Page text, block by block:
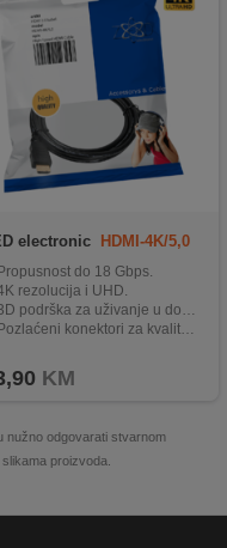
electronic HDMI-4K/5,0
Propusnost do 18 Gbps.
rezolucija i UHD.
podrška za uživanje u doživljaju.
Pozlaćeni konektori za kvalitetan signal.
KM
nužno odgovarati stvarnom
proizvoda.